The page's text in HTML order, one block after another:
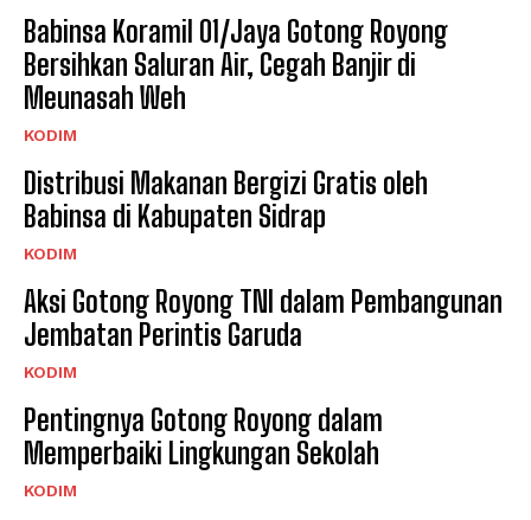
Babinsa Koramil 01/Jaya Gotong Royong
Bersihkan Saluran Air, Cegah Banjir di
Meunasah Weh
KODIM
Distribusi Makanan Bergizi Gratis oleh
Babinsa di Kabupaten Sidrap
KODIM
Aksi Gotong Royong TNI dalam Pembangunan
Jembatan Perintis Garuda
KODIM
Pentingnya Gotong Royong dalam
Memperbaiki Lingkungan Sekolah
KODIM